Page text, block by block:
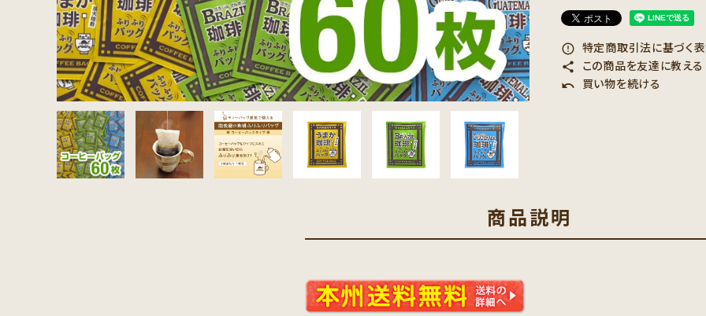
error_outline 特定商取引法に基づく
share この商品を友達に教える
undo 買い物を続ける
商品説明